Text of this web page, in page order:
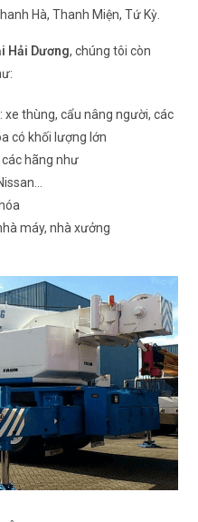
Hà, Thanh Miện, Tứ Kỳ.
Hải Dương, chúng tôi còn
xe thùng, cẩu nâng người, các
có khối lượng lớn
hãng như
máy, nhà xưởng